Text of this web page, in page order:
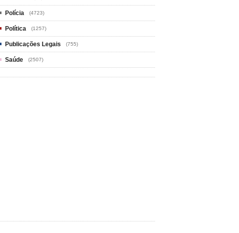
Polícia (4723)
Política (1257)
Publicações Legais (755)
Saúde (2507)